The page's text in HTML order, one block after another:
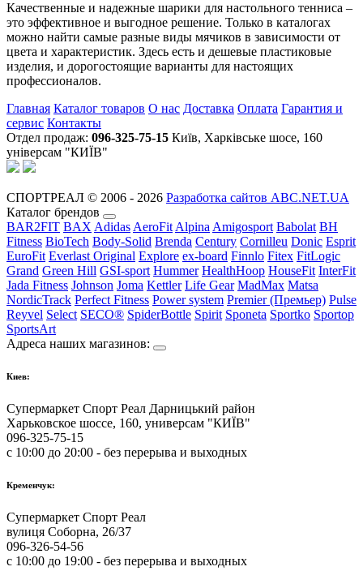
Качественные и надежные шарики для настольного тенниса –
это эффективное и выгодное решение. Только в каталогах
можно найти самые разные виды мячиков в зависимости от
цвета и характеристик. Здесь есть и дешевые пластиковые
изделия, и дорогостоящие варианты для настоящих
профессионалов.
Главная Каталог товаров О нас Доставка Оплата Гарантия и
сервис Контакты
Отдел продаж: 096-325-75-15 Київ, Харківське шосе, 160
універсам "КИЇВ"
СПОРТРЕАЛ © 2006 - 2026 Разработка сайтов ABC.NET.UA
Каталог брендов
BAR2FIT BAX Adidas AeroFit Alpina Amigosport Babolat BH
Fitness BioTech Body-Solid Brenda Century Cornilleu Donic Esprit
EuroFit Everlast Original Explore ex-board Finnlo Fitex FitLogic
Grand Green Hill GSI-sport Hummer HealthHoop HouseFit InterFit
Jada Fitness Johnson Joma Kettler Life Gear MadMax Matsa
NordicTrack Perfect Fitness Power system Premier (Премьер) Pulse
Reyvel Select SECO® SpiderBottle Spirit Sponeta Sportko Sportop
SportsArt
Адреса наших магазинов:
Киев:
Супермаркет Спорт Реал Дарницький район
Харьковское шоссе, 160, универсам "КИЇВ"
096-325-75-15
с 10:00 до 20:00 - без перерыва и выходных
Кременчук:
Супермаркет Спорт Реал
вулиця Соборна, 26/37
096-326-54-56
с 10:00 до 19:00 - без перерыва и выходных